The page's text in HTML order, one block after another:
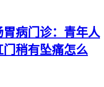
病门诊：青年人
稍有坠痛怎么